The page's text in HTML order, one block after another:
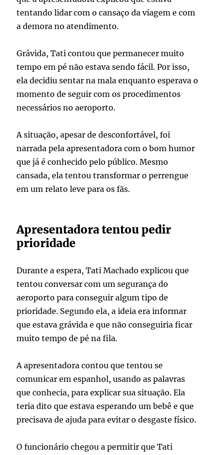
tentando lidar com o cansaço da viagem e com
a demora no atendimento.
Grávida, Tati contou que permanecer muito
tempo em pé não estava sendo fácil. Por isso,
ela decidiu sentar na mala enquanto esperava o
momento de seguir com os procedimentos
necessários no aeroporto.
A situação, apesar de desconfortável, foi
narrada pela apresentadora com o bom humor
que já é conhecido pelo público. Mesmo
cansada, ela tentou transformar o perrengue
em um relato leve para os fãs.
Apresentadora tentou pedir
prioridade
Durante a espera, Tati Machado explicou que
tentou conversar com um segurança do
aeroporto para conseguir algum tipo de
prioridade. Segundo ela, a ideia era informar
que estava grávida e que não conseguiria ficar
muito tempo de pé na fila.
A apresentadora contou que tentou se
comunicar em espanhol, usando as palavras
que conhecia, para explicar sua situação. Ela
teria dito que estava esperando um bebê e que
precisava de ajuda para evitar o desgaste físico.
O funcionário chegou a permitir que Tati